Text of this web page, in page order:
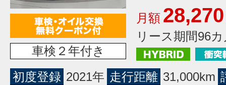
車検２年付き
月額 28,270
リース期間96
初度登録 2021年 走行距離 31,000km